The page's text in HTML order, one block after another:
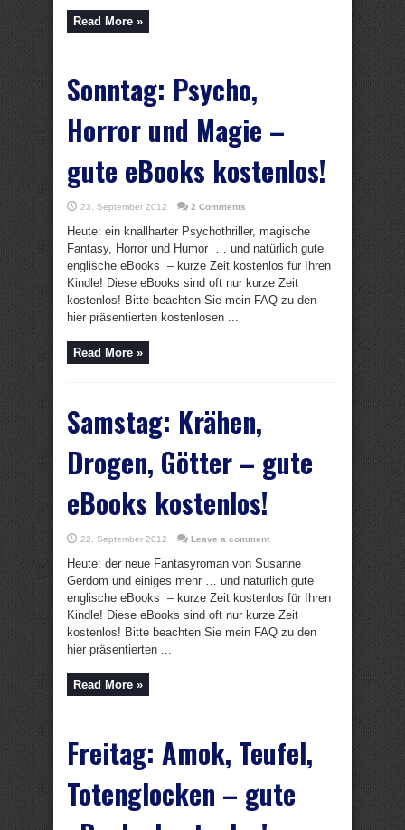
Read More »
Sonntag: Psycho,
Horror und Magie –
gute eBooks kostenlos!
23. September 2012 2 Comments
Heute: ein knallharter Psychothriller, magische
Fantasy, Horror und Humor … und natürlich gute
englische eBooks – kurze Zeit kostenlos für Ihren
Kindle! Diese eBooks sind oft nur kurze Zeit
kostenlos! Bitte beachten Sie mein FAQ zu den
hier präsentierten kostenlosen ...
Read More »
Samstag: Krähen,
Drogen, Götter – gute
eBooks kostenlos!
22. September 2012 Leave a comment
Heute: der neue Fantasyroman von Susanne
Gerdom und einiges mehr … und natürlich gute
englische eBooks – kurze Zeit kostenlos für Ihren
Kindle! Diese eBooks sind oft nur kurze Zeit
kostenlos! Bitte beachten Sie mein FAQ zu den
hier präsentierten ...
Read More »
Freitag: Amok, Teufel,
Totenglocken – gute